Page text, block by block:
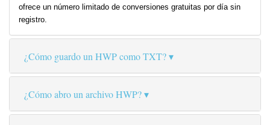
ofrece un número limitado de conversiones gratuitas por día sin
registro.
¿Cómo guardo un HWP como TXT?
¿Cómo abro un archivo HWP?